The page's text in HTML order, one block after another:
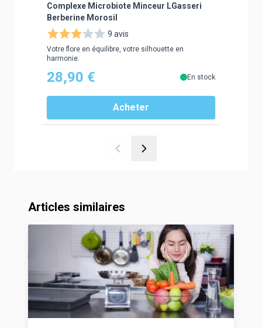
Complexe Microbiote Minceur LGasseri
Berberine Morosil
9 avis
Votre flore en équilibre, votre silhouette en
harmonie.
28,90 € En stock
Acheter
Articles similaires